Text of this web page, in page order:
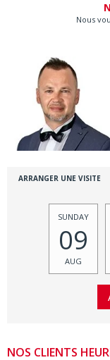
Nous
ARRANGER UNE VISITE
SUNDAY
09
AUG
NOS CLIENTS